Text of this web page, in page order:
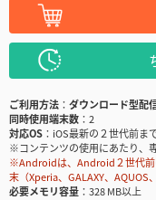
ご利用方法
ダウンロード型配
同時使用端末数
2
対応OS
iOS最新の２世代前ま
※コンテンツの使用にあたり、
※Androidは、Android２世代前
末（Xperia、GALAXY、
必要メモリ容量
328 MB以上